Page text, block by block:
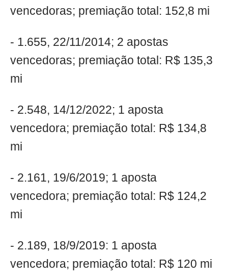
vencedoras; premiação total: 152,8 mi
- 1.655, 22/11/2014; 2 apostas
vencedoras; premiação total: R$ 135,3
mi
- 2.548, 14/12/2022; 1 aposta
vencedora; premiação total: R$ 134,8
mi
- 2.161, 19/6/2019; 1 aposta
vencedora; premiação total: R$ 124,2
mi
- 2.189, 18/9/2019: 1 aposta
vencedora; premiação total: R$ 120 mi